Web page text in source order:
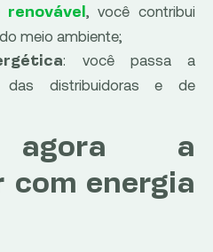
, você contribui
meio ambiente;
: você passa a
das distribuidoras e de
agora a
com energia